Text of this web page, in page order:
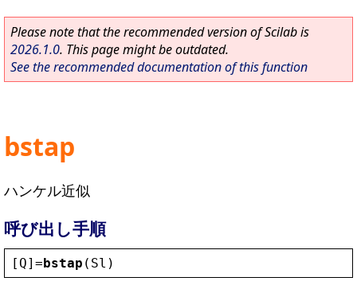
Please note that the recommended version of Scilab is
2026.1.0. This page might be outdated.
See the recommended documentation of this function
bstap
ハンケル近似
呼び出し手順
[ Q]=bstap ( Sl )